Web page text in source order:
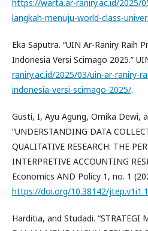
https://warta.ar-raniry.ac.id/2025/
langkah-menuju-world-class-
Eka Saputra. “UIN Ar-Raniry Raih
Indonesia Versi Scimago 2025.”
raniry.ac.id/2025/03/uin-ar-raniry-
indonesia-versi-scimago-2025/.
Gusti, I, Ayu Agung, Omika Dewi,
“UNDERSTANDING DATA
QUALITATIVE RESEARCH: THE
INTERPRETIVE ACCOUNTING
Economics AND Policy 1, no. 1
https://doi.org/10.38142/
Harditia, and Studadi. “STRATEGI